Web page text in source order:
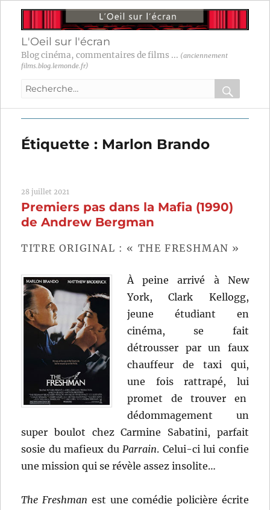
L'Oeil sur l'écran
Blog cinéma, commentaires de films ... (anciennement
films.blog.lemonde.fr)
Recherche
:
OK
Étiquette : Marlon Brando
28 juillet 2021
Premiers pas dans la Mafia (1990)
de Andrew Bergman
TITRE ORIGINAL : « THE FRESHMAN »
À peine arrivé à New
York, Clark Kellogg,
jeune étudiant en
cinéma, se fait
détrousser par un faux
chauffeur de taxi qui,
une fois rattrapé, lui
promet de trouver en
dédommagement un
super boulot chez Carmine Sabatini, parfait
sosie du mafieux duParrain. Celui-ci lui confie
une mission qui se révèle assez insolite…
The Freshman est une comédie policière écrite